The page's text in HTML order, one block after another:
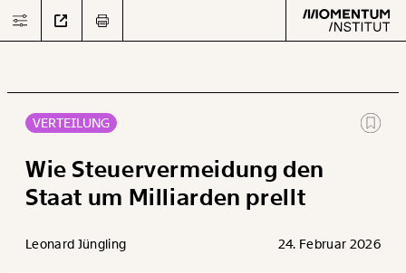
Arbeit
Textsecond
VERTEILUNG
Wie Steuervermeidung den
Staat um Milliarden prellt
Leonard Jüngling 24. Februar 2026